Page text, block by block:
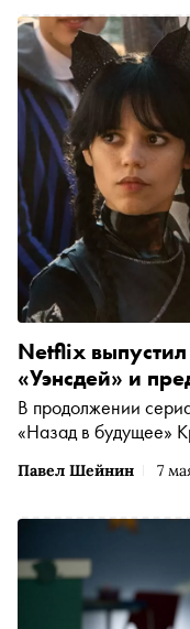
Павел Шейнин 7
Netflix выпустил
«Уэнсдей» и
В продолжении
«Назад в будущее»